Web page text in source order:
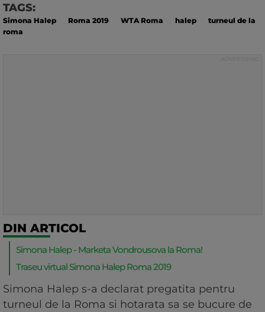
TAGS:
Simona Halep Roma 2019 WTA Roma halep
turneul de la
roma
DIN ARTICOL
Simona Halep - Marketa Vondrousova la Roma!
Traseu virtual Simona Halep Roma 2019
Simona Halep s-a declarat pregatita pentru
turneul de la Roma si hotarata sa se bucure de